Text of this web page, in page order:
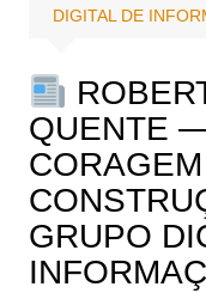
DIGITAL DE
QUENTE
GRUPO